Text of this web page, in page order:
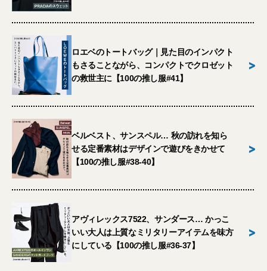
ロエベのトートバッグ｜見た目のインパクト
もさることながら、コンパクトでクロゼット
の救世主に【100の推し服#41】
>
ベルベスト、サンスペル… 秋の訪れを知ら
せる定番素材はデザインで遊びをきかせて
【100の推し服#38-40】
>
アヴィレックス7522、サンダース… かっこ
いい大人は上質なミリタリーアイテムを味方
にしている【100の推し服#36-37】
>